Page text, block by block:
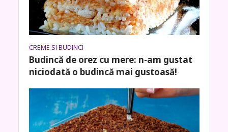
CREME SI BUDINCI
Budincă de orez cu mere: n-am gustat
niciodată o budincă mai gustoasă!